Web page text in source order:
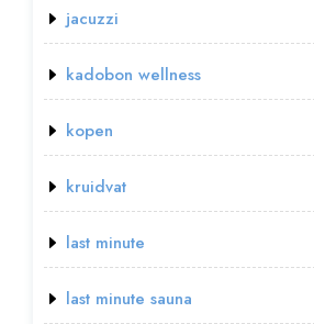
jacuzzi
kadobon wellness
kopen
kruidvat
last minute
last minute sauna